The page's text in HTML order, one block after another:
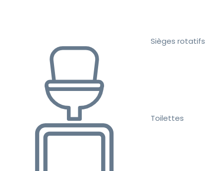
Sièges rotatifs
Toilettes